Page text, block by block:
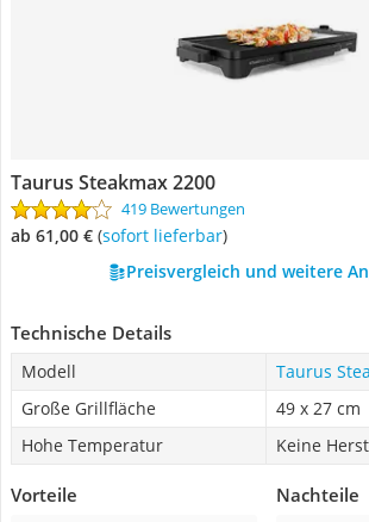
Taurus Steakmax 2200
419 Bewertungen
ab 61,00 € ( Sofort lieferbar)
Preisvergleich und weitere
Technische Details
Modell
Taurus
Große Grillfläche
49 x 27 cm
Hohe Temperatur
Keine
Vorteile Nachteile